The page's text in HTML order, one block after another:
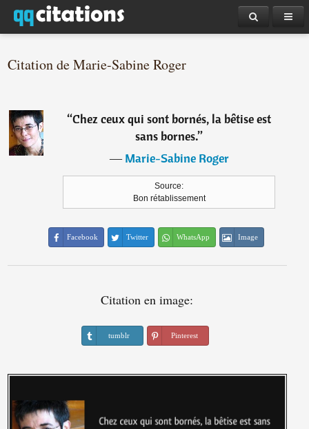
Citation de Marie-Sabine Roger
“Chez ceux qui sont bornés, la bêtise est
sans bornes.”
―Marie-Sabine Roger
Source:
Bon rétablissement
Facebook Twitter WhatsApp Image
Citation en image:
tumblr Pinterest